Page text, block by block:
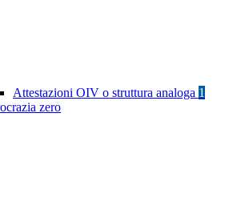
Attestazioni OIV o struttura analoga 1
zero